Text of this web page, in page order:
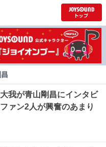
我が青山剛昌にインタビ
ァン2人が興奮のあまり